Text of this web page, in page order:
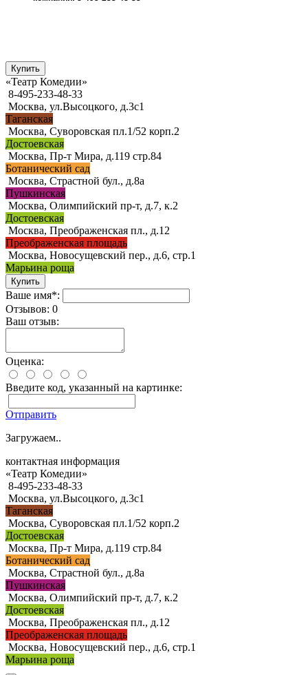
«Театр Комедии»
8-495-233-48-33
Москва, ул.Высоцкого, д.3с1
Таганская
Москва, Суворовская пл.1/52 корп.2
Достоевская
Москва, Пр-т Мира, д.119 стр.84
Ботанический сад
Москва, Страстной бул., д.8а
Пушкинская
Москва, Олимпийский пр-т, д.7, к.2
Достоевская
Москва, Преображенская пл., д.12
Преображенская площадь
Москва, Новосущевский пер., д.6, стр.1
Марьина роща
Ваше имя*:
Отзывов: 0
Ваш отзыв:
Оценка:
Введите код, указанный на картинке:
Отправить
Загружаем..
контактная информация
«Театр Комедии»
8-495-233-48-33
Москва, ул.Высоцкого, д.3с1
Таганская
Москва, Суворовская пл.1/52 корп.2
Достоевская
Москва, Пр-т Мира, д.119 стр.84
Ботанический сад
Москва, Страстной бул., д.8а
Пушкинская
Москва, Олимпийский пр-т, д.7, к.2
Достоевская
Москва, Преображенская пл., д.12
Преображенская площадь
Москва, Новосущевский пер., д.6, стр.1
Марьина роща